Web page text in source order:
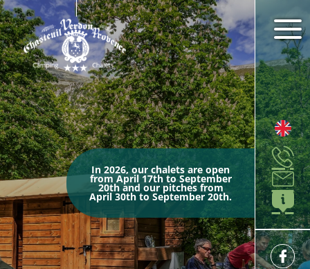
In 2026, our chalets are open
from April 17th to September
20th and our pitches from
April 30th to September 20th.